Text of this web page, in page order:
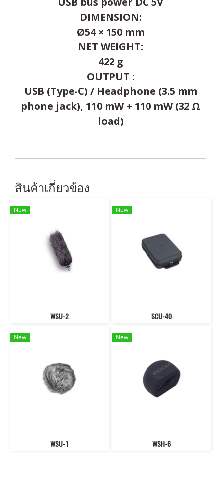
DIMENSION:
Ø54 × 150 mm
NET WEIGHT:
422 g
OUTPUT :
USB (Type-C) / Headphone (3.5 mm
phone jack), 110 mW + 110 mW (32 Ω
load)
สินค้าเกี่ยวข้อง
New
WSU-2
New
SCU-40
New
WSU-1
New
WSH-6